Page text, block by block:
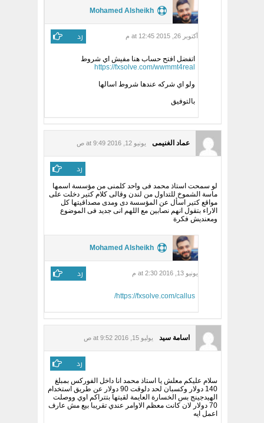
Mohamed Alsheikh
أكتوبر 26, 2015 at 12:45 م رد
اتفضل افتح حساب هنا مفيش اي شروط
https://fxsolve.com/wwmmt4real
ولو اي شركه عندها شروط اسالها
بالتوفيق
عماد الغنيمى يونيو 12, 2016 at 9:49 ص
رد
لو سمحت استاذ محمد فى واحد كلمنى من مؤسسة اسمها
ماسة الشموخ للتداول من لندن وقالى كلام كتير دخلت على
مواقع كتير اسأل عن المؤسسة دى ومدى مصداقيتها كل
الاراء بتقول انهم نصابين مع اللهم انى جديد فى الموضوع
ومعنديش فكرة
Mohamed Alsheikh
يونيو 13, 2016 at 2:30 م رد
https://fxsolve.com/callus/
اسامة سيد يوليو 15, 2016 at 9:52 ص
رد
سلام عليكم معلش يا استاذ محمد انا داخل الفوركس بمبلغ
140 دولار وكسبان لحد دلوقت 90 دولار عن طريق استخدام
الهيدجينج بس الخسارة العايمة لقيتها بتتراكم اوي ووصلت
70 دولار لان كانت معظم الاوامر عندي تقريبا بيع مش عارف
اعمل ايه